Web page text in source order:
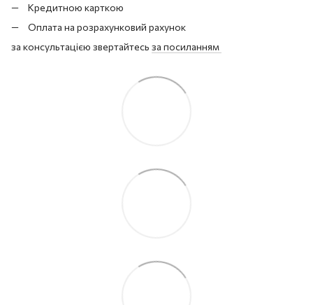
Кредитною карткою
Оплата на розрахунковий рахунок
за консультацією звертайтесь за посиланням